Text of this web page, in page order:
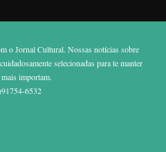
o Jornal Cultural. Nossas notícias sobre
selecionadas para te manter
importam.
6532